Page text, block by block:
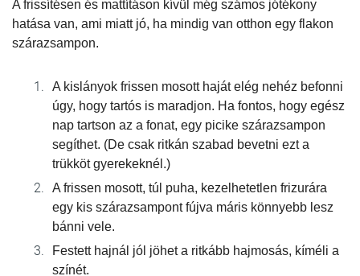
A frissítésen és mattításon kívül még számos jótékony
hatása van, ami miatt jó, ha mindig van otthon egy flakon
szárazsampon.
A kislányok frissen mosott haját elég nehéz befonni
úgy, hogy tartós is maradjon. Ha fontos, hogy egész
nap tartson az a fonat, egy picike szárazsampon
segíthet. (De csak ritkán szabad bevetni ezt a
trükköt gyerekeknél.)
A frissen mosott, túl puha, kezelhetetlen frizurára
egy kis szárazsampont fújva máris könnyebb lesz
bánni vele.
Festett hajnál jól jöhet a ritkább hajmosás, kíméli a
színét.